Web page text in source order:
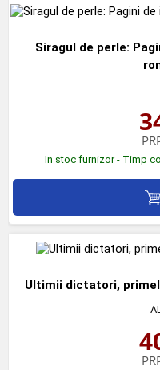
Siragul de perle:
In stoc furnizor - Timp
Ultimii dictatori,